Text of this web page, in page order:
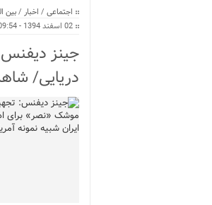
اجتماعی / اخبار /بین
02 اسفند 1394 - 09:54
جینز
دریایی/ شاهد ۱۲۹ ایران شبیه نمونه آمریکایی